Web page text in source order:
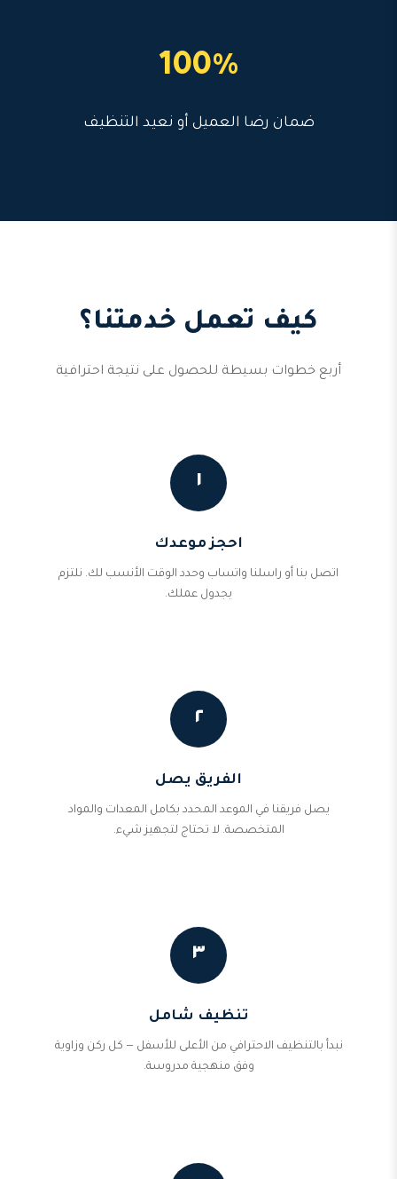
100%
ضمان رضا العميل أو نعيد التنظيف
كيف تعمل خدمتنا؟
أربع خطوات بسيطة للحصول على نتيجة احترافية
١
احجز موعدك
اتصل بنا أو راسلنا واتساب وحدد الوقت الأنسب لك. نلتزم
بجدول عملك.
٢
الفريق يصل
يصل فريقنا في الموعد المحدد بكامل المعدات والمواد
المتخصصة. لا تحتاج لتجهيز شيء.
٣
تنظيف شامل
نبدأ بالتنظيف الاحترافي من الأعلى للأسفل — كل ركن وزاوية
وفق منهجية مدروسة.